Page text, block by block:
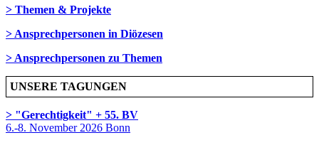
> Themen & Projekte
> Ansprechpersonen in Diözesen
> Ansprechpersonen zu Themen
UNSERE TAGUNGEN
> "Gerechtigkeit" + 55. BV
6.-8. November 2026 Bonn